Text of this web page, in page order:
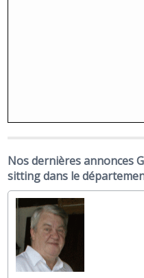
Nos dernières annonces
sitting dans le